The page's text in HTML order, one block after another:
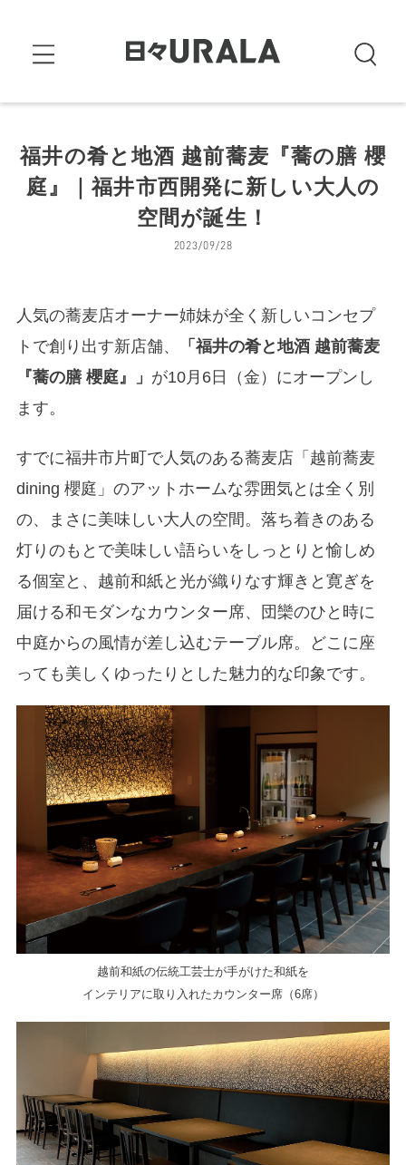
福井の肴と地酒 越前蕎麦『蕎の膳 櫻
庭』｜福井市西開発に新しい大人の
空間が誕生！
2023/09/28
人気の蕎麦店オーナー姉妹が全く新しいコンセプ
トで創り出す新店舗、
「福井の肴と地酒 越前蕎麦
『蕎の膳 櫻庭』」 が10月6日（金）にオープンし
ます。
すでに福井市片町で人気のある蕎麦店「越前蕎麦
dining 櫻庭」のアットホームな雰囲気とは全く別
の、まさに美味しい大人の空間。落ち着きのある
灯りのもとで美味しい語らいをしっとりと愉しめ
る個室と、越前和紙と光が織りなす輝きと寛ぎを
届ける和モダンなカウンター席、団欒のひと時に
中庭からの風情が差し込むテーブル席。どこに座
っても美しくゆったりとした魅力的な印象です。
越前和紙の伝統工芸士が手がけた和紙を
インテリアに取り入れたカウンター席（6席）